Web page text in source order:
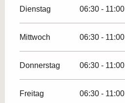
Dienstag 06:30 - 11:00
Mittwoch 06:30 - 11:00
Donnerstag 06:30 - 11:00
Freitag 06:30 - 11:00